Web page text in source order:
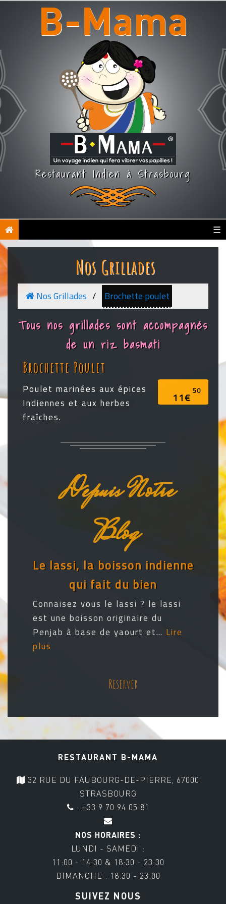
B-Mama
Restaurant Indien à Strasbourg
☰
Nos Grillades
Nos Grillades Brochette poulet
Tous nos grillades sont accompagnés
de un riz basmati
Brochette Poulet
11€50
Poulet marinées aux épices
Indiennes et aux herbes
fraîches.
Depuis Notre
Blog
Le lassi, la boisson indienne
qui fait du bien
Connaisez vous le lassi ? le lassi
est une boisson originaire du
Penjab à base de yaourt et… Lire
plus
Reserver
RESTAURANT B-MAMA
32 RUE DU FAUBOURG-DE-PIERRE, 67000
STRASBOURG
: +33 9 70 94 05 81
NOS HORAIRES :
LUNDI - SAMEDI :
11:00 - 14:30 & 18:30 - 23:30
DIMANCHE : 18:30 - 23:00
SUIVEZ NOUS